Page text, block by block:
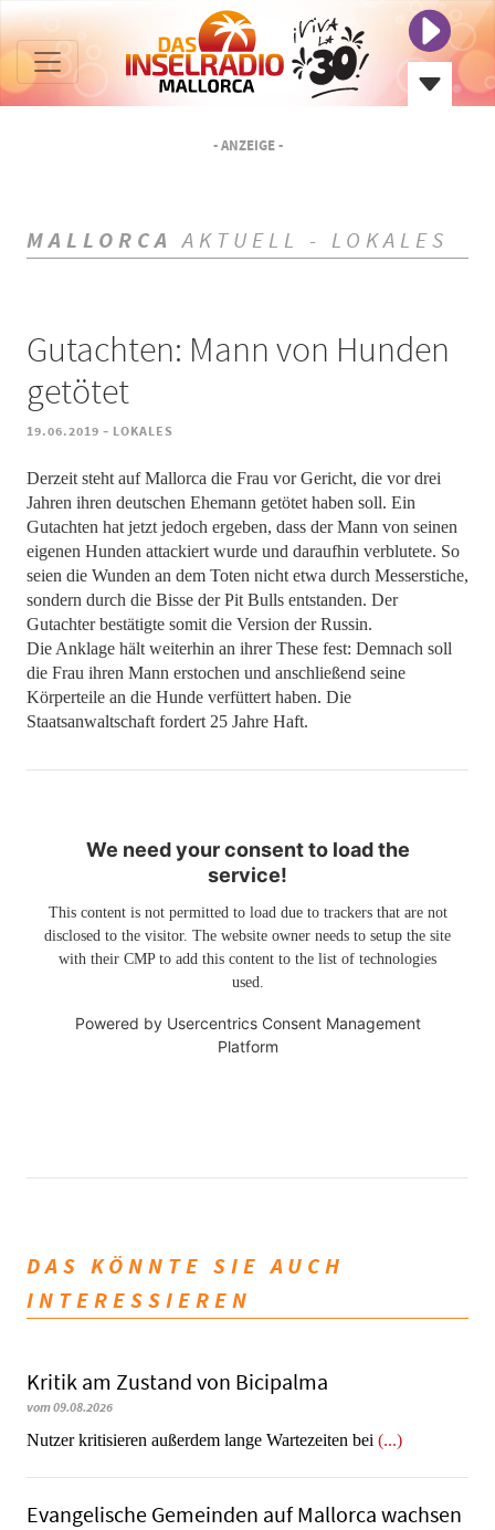
- ANZEIGE -
MALLORCA AKTUELL - LOKALES
Gutachten: Mann von Hunden
getötet
19.06.2019 - LOKALES
Derzeit steht auf Mallorca die Frau vor Gericht, die vor drei
Jahren ihren deutschen Ehemann getötet haben soll. Ein
Gutachten hat jetzt jedoch ergeben, dass der Mann von seinen
eigenen Hunden attackiert wurde und daraufhin verblutete. So
seien die Wunden an dem Toten nicht etwa durch Messerstiche,
sondern durch die Bisse der Pit Bulls entstanden. Der
Gutachter bestätigte somit die Version der Russin.
Die Anklage hält weiterhin an ihrer These fest: Demnach soll
die Frau ihren Mann erstochen und anschließend seine
Körperteile an die Hunde verfüttert haben. Die
Staatsanwaltschaft fordert 25 Jahre Haft.
We need your consent to load the
service!
This content is not permitted to load due to trackers that are not
disclosed to the visitor. The website owner needs to setup the site
with their CMP to add this content to the list of technologies
used.
Powered by Usercentrics Consent Management
Platform
DAS KÖNNTE SIE AUCH
INTERESSIEREN
Kritik am Zustand von Bicipalma
vom 09.08.2026
Nutzer kritisieren außerdem lange Wartezeiten bei (...)
Evangelische Gemeinden auf Mallorca wachsen